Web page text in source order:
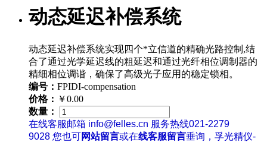
动态延迟补偿系统
动态延迟补偿系统实现四个*立信道的精确光路控制,结
合了通过光学延迟线的粗延迟和通过光纤相位调制器的
精细相位调谐，确保了高级光子应用的稳定锁相。
编号： FPIDI-compensation
价格： ￥0.00
数量：
在线客服邮箱 info@felles.cn 服务热线021-2279
9028 您也可网站留言或在线客服留言垂询，孚光精仪-